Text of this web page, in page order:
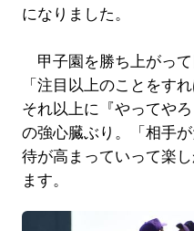
になりました。
甲子園を勝ち上がって
「注目以上のことをす
それ以上に『やってや
の強心臓ぶり。「相手
待が高まっていって楽
ます。